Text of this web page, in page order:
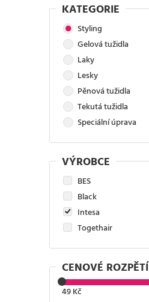
KATEGORIE
Styling
Gelová tužidla
Laky
Lesky
Pěnová tužidla
Tekutá tužidla
Speciální úprava
VÝROBCE
BES
Black
Intesa
Togethair
CENOVÉ ROZPĚTÍ
49Kč